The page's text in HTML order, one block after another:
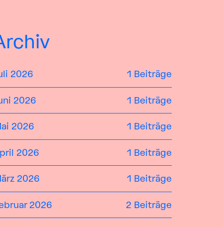
2026 1 Beiträge
2026 1 Beiträge
2026 1 Beiträge
2026 1 Beiträge
2026 1 Beiträge
2026 2 Beiträge